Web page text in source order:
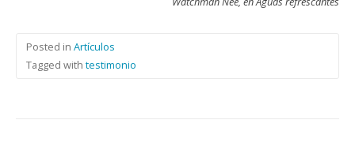
Posted in Artículos
Tagged with testimonio